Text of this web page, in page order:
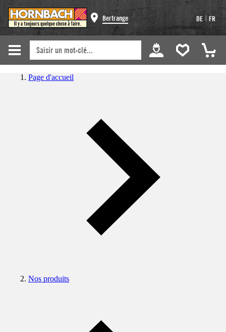
Bertrange DE | FR
Page d'accueil
Nos produits